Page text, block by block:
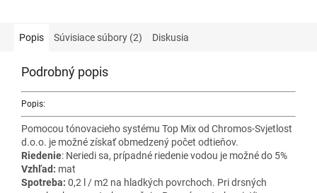
Popis Súvisiace súbory (2) Diskusia
Podrobný popis
Popis:
Pomocou tónovacieho systému Top Mix od Chromos-Svjetlost
d.o.o. je možné získať obmedzený počet odtieňov.
Riedenie: Neriedi sa, prípadné riedenie vodou je možné do 5%
Vzhľad: mat
Spotreba: 0,2 l / m2 na hladkých povrchoch. Pri drsných